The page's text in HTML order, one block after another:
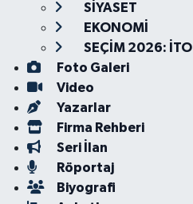
SİYASET
EKONOMİ
SEÇİM 2026: İTO
Foto Galeri
Video
Yazarlar
Firma Rehberi
Seri İlan
Röportaj
Biyografi